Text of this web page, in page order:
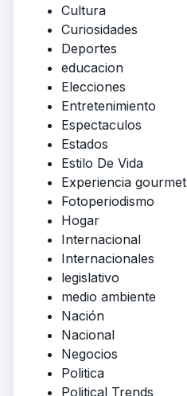
Cultura
Curiosidades
Deportes
educacion
Elecciones
Entretenimiento
Espectaculos
Estados
Estilo De Vida
Experiencia gourmet
Fotoperiodismo
Hogar
Internacional
Internacionales
legislativo
medio ambiente
Nación
Nacional
Negocios
Politica
Political Trends